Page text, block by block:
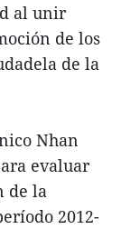
al unir
de los
de la
Nhan
evaluar
de la
2012-